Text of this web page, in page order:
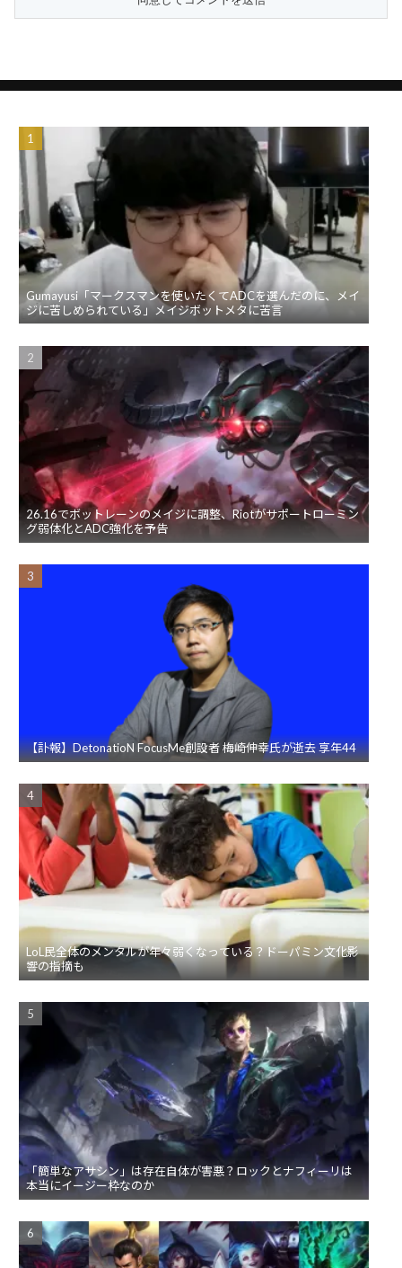
Gumayusi「マークスマンを使いたくてADCを選んだのに、メイ
ジに苦しめられている」メイジボットメタに苦言
26.16でボットレーンのメイジに調整、Riotがサポートローミン
グ弱体化とADC強化を予告
【訃報】DetonatioN FocusMe創設者 梅崎伸幸氏が逝去 享年44
LoL民全体のメンタルが年々弱くなっている？ドーパミン文化影
響の指摘も
「簡単なアサシン」は存在自体が害悪？ロックとナフィーリは
本当にイージー枠なのか